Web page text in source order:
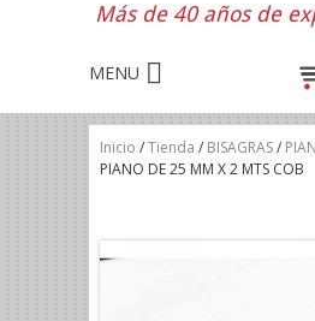
Más de 40 años de
Inicio /Tienda / BISAGRAS/
PIANO DE 25 MM X 2 MTS COB